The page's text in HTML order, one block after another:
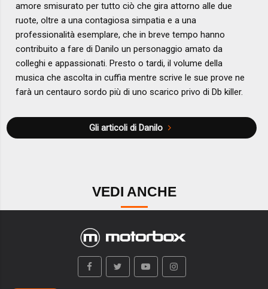
amore smisurato per tutto ciò che gira attorno alle due
ruote, oltre a una contagiosa simpatia e a una
professionalità esemplare, che in breve tempo hanno
contribuito a fare di Danilo un personaggio amato da
colleghi e appassionati. Presto o tardi, il volume della
musica che ascolta in cuffia mentre scrive le sue prove ne
farà un centauro sordo più di uno scarico privo di Db killer.
Gli articoli di Danilo
VEDI ANCHE